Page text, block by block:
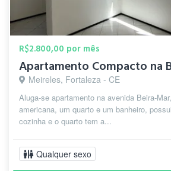
R$2.800,00 por mês
Apartamento Compacto na
Meireles, Fortaleza - CE
Aluga-se apartamento na avenida Beira-
americana, um quarto e um banheiro,
cozinha e o quarto tem a...
Qualquer sexo